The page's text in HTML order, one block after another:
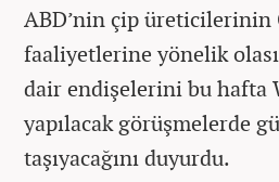
ABD’nin çip üreticilerinin
faaliyetlerine yönelik olası
dair endişelerini bu hafta
yapılacak görüşmelerde
taşıyacağını duyurdu.